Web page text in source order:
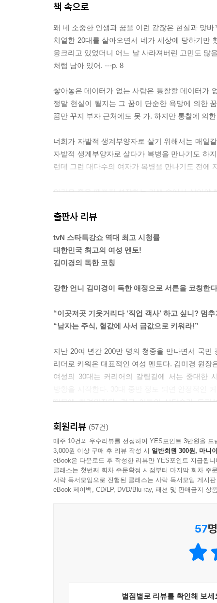
‘머릿수’로 이길 때까지 10년만 죽기 살기로 버텨!
“우리는 여성 멘토가 없어요.”
널 닮고 싶은 여자들이 많아질 때 세상은 바뀐다
너희는 지역구, 비례대표를 키워라
인생을 바꾸고 싶다면 회사를 학교로 만들어
회사가 너희 엄마냐? 왜 용돈 주면서 가르쳐야 하
월급에서 느끼는 감동만큼 사람은 성장한다
사장을 빚쟁이로 만들어. 그게 진짜 연봉이야
밥값은 밥값 이상을 해야 마음이 편하다
신뢰와 당당함으로 미래가치를 높여라
흔들리는 30대 ‘직업 객사’ 하지 마라
이곳저곳 기웃거리다 나이만 먹을래?
멈추지 말고 뛰면서 생각해
이미테이션에서 진짜 보석이 돼라
이직 시기? 너의 1만 시간에게 물어봐
‘프라임 타임’에 24시간을 걸어라
인간관계 푸는 과정에서 실력도 큰다
이 또한 지나가리라
취미는 네 안에 숨겨진 ‘미지의 대륙’이야
취미를 통해 낯선 사람들과 만나라
취미는 제2의 직업이 될 수 있다
지금 당장 트레이닝복 입고 뛰어!
책 속으로
왜 네 소중한 인생과 꿈을 이런 같잖은 현실과 맞
치열한 20대를 살아오면서 네가 세상에 당하기만
웅크리고 있었더니 어느 날 사라져버린 고민도 많
처럼 남아 있어. ---p. 8
쌓아놓은 데이터가 없는 사람은 통찰할 데이터가
정말 현실이 될지는 그 꿈이 단순한 욕망에 의한
꿈만 꾸지 부자 근처에도 못 가. 하지만 통찰에 의
너희가 자발적 생계부양자로 살기 위해서는 매일
자발적 생계부양자로 살다가 복병을 만나기도 하
런데 그런 대다수의 여자가 복병을 만나기도 전에
인간은 죽을 때까지 성장하는 기쁨 속에서 살아야
내 안에서 울려 퍼지는 내면의 목소리에 귀 기울일
연봉은 결국 내가 가진 능력 값이야. 그런데 사회
의 연봉을 계산하려고 해. 연봉은 현재 가치로만
손한 만큼 신뢰를 얻게 돼. 냉철하게 내 미래가치
는 사람을 선택해서 앞으로의 60년을 살아가는
절대 성공할 수 없어. 이미 시작할 때부터 불공정
---p.233
출판사 리뷰
tvN 스타특강쇼 역대 최고 시청률
대한민국 최고의 여성 멘토!
김미경의 독한 코칭
강한 언니 김미경이 독한 애정으로 서른을 코칭한다
“이곳저곳 기웃거리다 ‘직업 객사’ 하고 싶니? 멈
“남자는 주식, 헐값에 사서 금값으로 키워라!”
지난 20여 년간 200만 명의 청중을 만나면서 국
리더로 키워온 대표적인 여성 멘토다. 김미경 원
여성의 30대는 커리어의 갈림길에 서는 중대한
때문에 힘겨워진다. 결국 이들의 상당수가 도
상당수다.
20년 동안 워킹우먼들을 키워온 스타강사로서,
어린 독설로 워킹우먼들의 투지를 일깨운다. ‘
커리어에서 승리하는 법’ ‘워킹우먼들이 가난한
김미경 원장의 특유의 통찰력과 명쾌한 해답이 이
남자들은 육아도 안 하고 출산도 안 하는데 물
남자들은 직장에 형이 있어서 문제가 생길 때마
회원리뷰 (57건)
매주 10건의 우수리뷰를 선정하여 YES포인트 3만원을 드
3,000원 이상 구매 후 리뷰 작성 시 일반회원 300원, 마니
eBook은 다운로드 후 작성한 리뷰만 YES포인트 지급됩니
클래스는 첫번째 회차 주문확정 시점부터 마지막 회차 주
사락 독서모임으로 진행된 클래스는 사락 독서모임 게시
eBook 페이백, CD/LP, DVD/Blu-ray, 패션 및 판매금지 상
57
별점별로 리뷰를 확인해 보세